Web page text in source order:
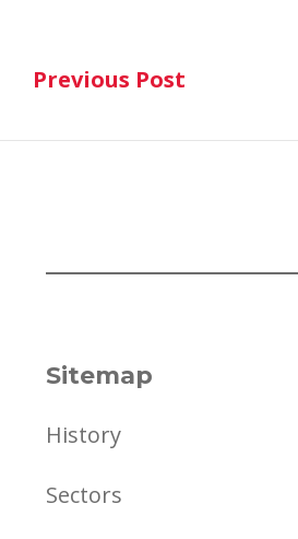
navigation
Previous Post
Previous Post
Sitemap
History
Sectors